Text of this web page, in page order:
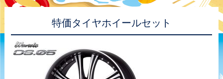
特価タイヤホイールセット